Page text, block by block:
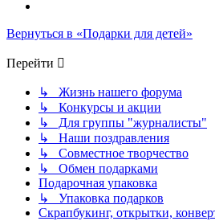
Вернуться в «Подарки для детей»
Перейти
↳ Жизнь нашего форума
↳ Конкурсы и акции
↳ Для группы "журналисты"
↳ Наши поздравления
↳ Совместное творчество
↳ Обмен подарками
Подарочная упаковка
↳ Упаковка подарков
Скрапбукинг, открытки,